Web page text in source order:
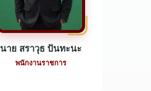
นาย สราวุธ ปันทะนะ
พนักงานราชการ